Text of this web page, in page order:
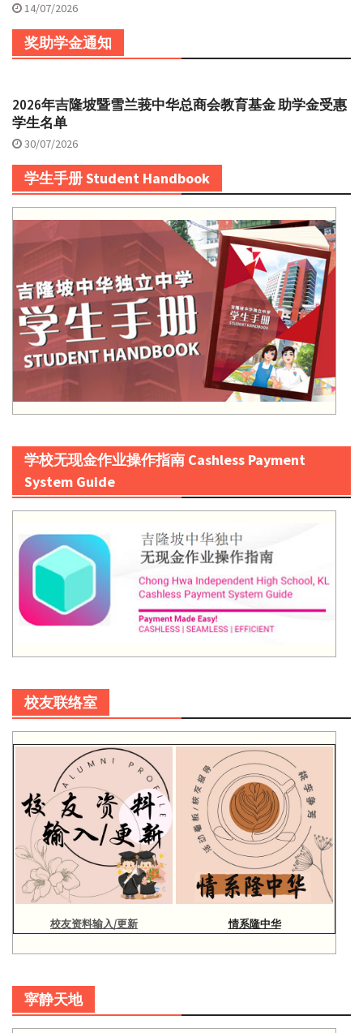
14/07/2026
奖助学金通知
2026年吉隆坡暨雪兰莪中华总商会教育基金 助学金受惠
学生名单
30/07/2026
学生手册 Student Handbook
学校无现金作业操作指南 Cashless Payment
System Guide
校友联络室
校友资料输入/更新 情系隆中华
寜静天地